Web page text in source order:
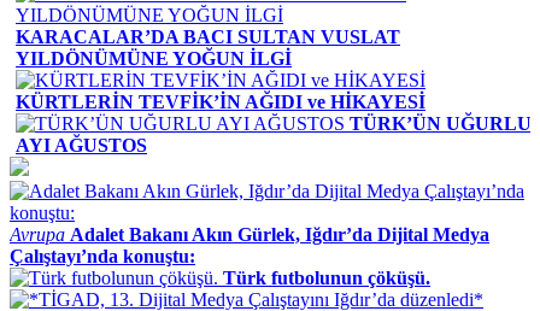
KARACALAR’DA BACI SULTAN VUSLAT
YILDÖNÜMÜNE YOĞUN İLGİ
KÜRTLERİN TEVFİK’İN AĞIDI ve HİKAYESİ
TÜRK’ÜN UĞURLU
AYI AĞUSTOS
Avrupa Adalet Bakanı Akın Gürlek, Iğdır’da Dijital Medya
Çalıştayı’nda konuştu:
Türk futbolunun çöküşü.